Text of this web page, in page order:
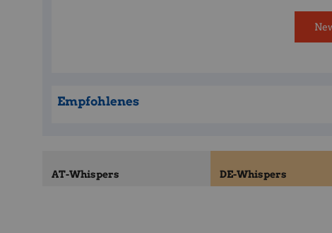
Empfohlenes
AT-Whispers DE-Whispers